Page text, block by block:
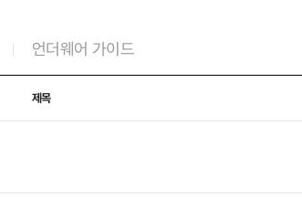
언더웨어 가이드
제목